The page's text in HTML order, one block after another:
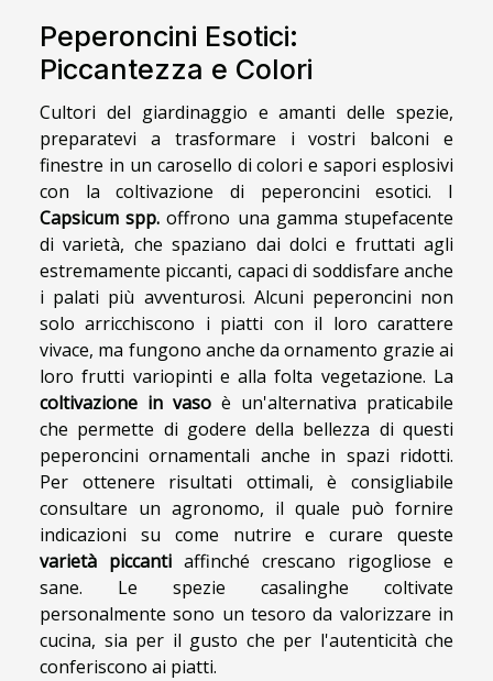
Peperoncini Esotici:
Piccantezza e Colori
Cultori del giardinaggio e amanti delle spezie,
preparatevi a trasformare i vostri balconi e
finestre in un carosello di colori e sapori esplosivi
con la coltivazione di peperoncini esotici. I
Capsicum spp. offrono una gamma stupefacente
di varietà, che spaziano dai dolci e fruttati agli
estremamente piccanti, capaci di soddisfare anche
i palati più avventurosi. Alcuni peperoncini non
solo arricchiscono i piatti con il loro carattere
vivace, ma fungono anche da ornamento grazie ai
loro frutti variopinti e alla folta vegetazione. La
coltivazione in vaso è un'alternativa praticabile
che permette di godere della bellezza di questi
peperoncini ornamentali anche in spazi ridotti.
Per ottenere risultati ottimali, è consigliabile
consultare un agronomo, il quale può fornire
indicazioni su come nutrire e curare queste
varietà piccanti affinché crescano rigogliose e
sane. Le spezie casalinghe coltivate
personalmente sono un tesoro da valorizzare in
cucina, sia per il gusto che per l'autenticità che
conferiscono ai piatti.